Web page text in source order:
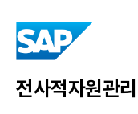
전사적자원관